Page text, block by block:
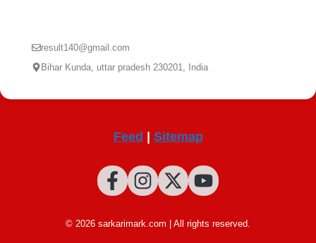
result140@gmail.com
Bihar Kunda, uttar pradesh 230201, India
Feed | Sitemap
© 2026 sarkarimark.com | All rights reserved.